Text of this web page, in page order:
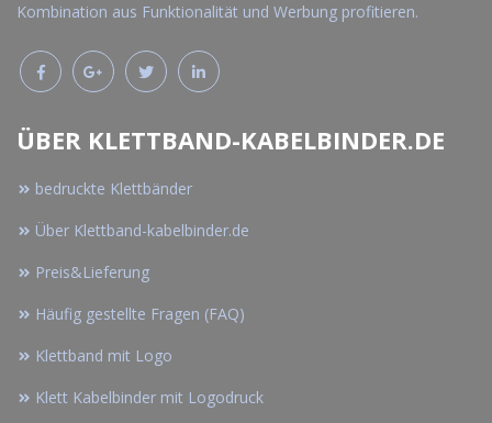
Kombination aus Funktionalität und Werbung profitieren.
ÜBER KLETTBAND-KABELBINDER.DE
bedruckte Klettbänder
Über Klettband-kabelbinder.de
Preis&Lieferung
Häufig gestellte Fragen (FAQ)
Klettband mit Logo
Klett Kabelbinder mit Logodruck